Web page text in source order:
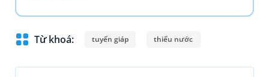
Từ khoá: tuyến giáp thiếu nước